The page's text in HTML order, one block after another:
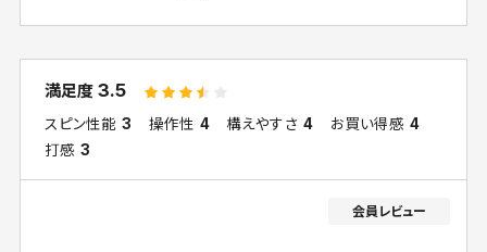
満足度3.5
スピン性能 3 操作性 4 構えやすさ 4 お買い得感 4
打感 3